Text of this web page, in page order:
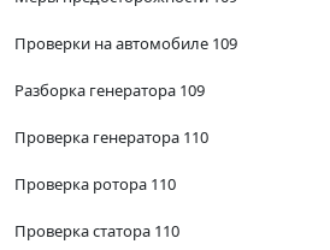
Проверки на автомобиле 109
Разборка генератора 109
Проверка генератора 110
Проверка ротора 110
Проверка статора 110